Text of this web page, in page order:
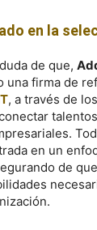
en la
de que,
una firma de
, a través de
en un
de